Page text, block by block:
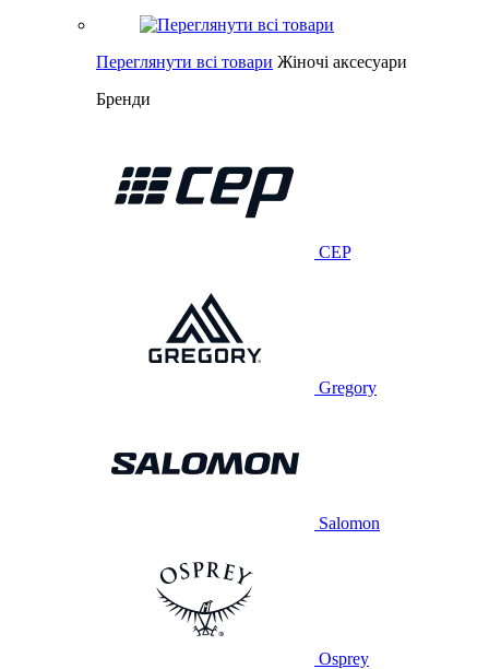
Переглянути всі товари Жіночі аксесуари
Бренди
CEP
Gregory
Salomon
Osprey